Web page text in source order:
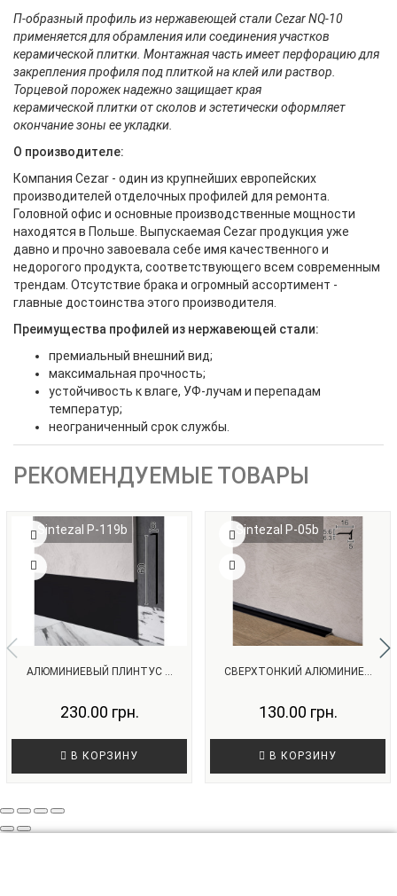
П-образный профиль из нержавеющей стали Cezar NQ-10
применяется для обрамления или соединения участков
керамической плитки. Монтажная часть имеет перфорацию для
закрепления профиля под плиткой на клей или раствор.
Торцевой порожек надежно защищает края
керамической плитки от сколов и эстетически оформляет
окончание зоны ее укладки.
О производителе:
Компания Cezar - один из крупнейших европейских
производителей отделочных профилей для ремонта.
Головной офис и основные производственные мощности
находятся в Польше. Выпускаемая Cezar продукция уже
давно и прочно завоевала себе имя качественного и
недорогого продукта, соответствующего всем современным
трендам. Отсутствие брака и огромный ассортимент -
главные достоинства этого производителя.
Преимущества профилей из нержавеющей стали:
премиальный внешний вид;
максимальная прочность;
устойчивость к влаге, УФ-лучам и перепадам
температур;
неограниченный срок службы.
РЕКОМЕНДУЕМЫЕ ТОВАРЫ
Sintezal P-119b
АЛЮМИНИЕВЫЙ ПЛИНТУС ...
230.00 грн.
В КОРЗИНУ
Sintezal P-05b
СВЕРХТОНКИЙ АЛЮМИНИЕ...
130.00 грн.
В КОРЗИНУ